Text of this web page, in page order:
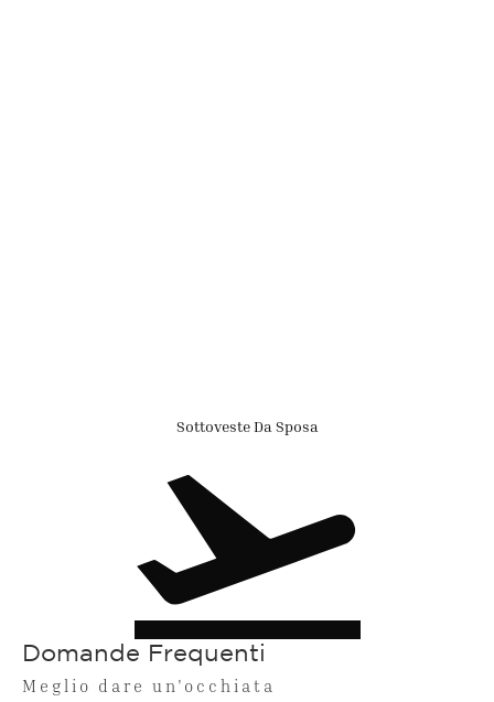
Sottoveste Da Sposa
Domande Frequenti
Meglio dare un'occhiata